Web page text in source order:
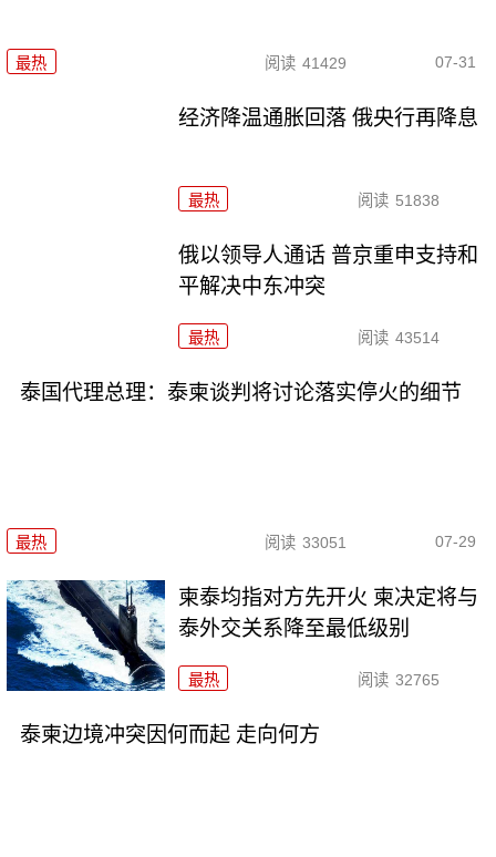
最热 阅读 41429 07-31
经济降温通胀回落 俄央行再降息
最热 阅读 51838
俄以领导人通话 普京重申支持和
平解决中东冲突
最热 阅读 43514
泰国代理总理：泰柬谈判将讨论落实停火的细节
最热 阅读 33051 07-29
柬泰均指对方先开火 柬决定将与
泰外交关系降至最低级别
最热 阅读 32765
泰柬边境冲突因何而起 走向何方